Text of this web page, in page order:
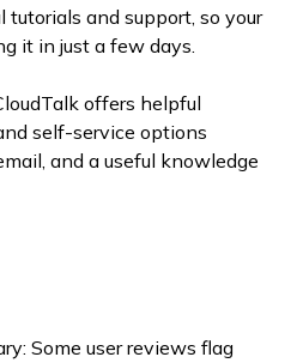
and support, so your
it in just a few days.
offers helpful
self-service options
and a useful knowledge
Some user reviews flag